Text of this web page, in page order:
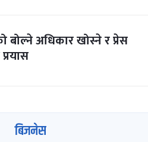
बोल्ने अधिकार खोस्ने र प्रेस
बिजनेस